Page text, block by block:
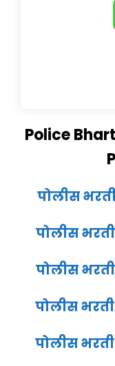
Police
पोलीस
पोलीस
पोलीस
पोलीस
पोलीस